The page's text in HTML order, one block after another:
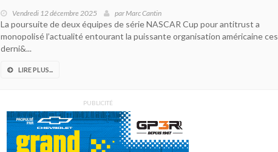
Vendredi 12 décembre 2025 parMarc Cantin
La poursuite de deux équipes de série NASCAR Cup pour antitrust a
monopolisé l’actualité entourant la puissante organisation américaine ces
derni&...
LIRE PLUS...
PUBLICITÉ